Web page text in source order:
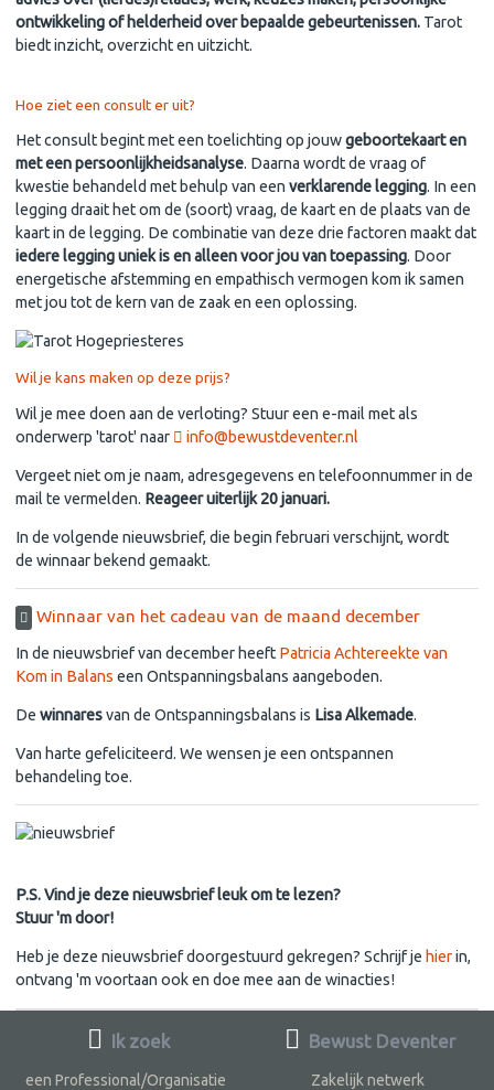
ontwikkeling of helderheid over bepaalde gebeurtenissen. Tarot
biedt inzicht, overzicht en uitzicht.
Hoe ziet een consult er uit?
Het consult begint met een toelichting op jouwgeboortekaart en
met een persoonlijkheidsanalyse. Daarna wordt de vraag of
kwestie behandeld met behulp van een verklarende legging. In een
legging draait het om de (soort) vraag, de kaart en de plaats van de
kaart in de legging. De combinatie van deze drie factoren maakt dat
iedere legging uniek is en alleen voor jou van toepassing. Door
energetische afstemming en empathisch vermogen kom ik samen
met jou tot de kern van de zaak en een oplossing.
Wil je kans maken op deze prijs?
Wil je mee doen aan de verloting? Stuur een e-mail met als
onderwerp 'tarot' naar
info@bewustdeventer.nl
Vergeet niet om je naam, adresgegevens en telefoonnummer in de
mail te vermelden. Reageer uiterlijk 20 januari.
In de volgende nieuwsbrief, die begin februari verschijnt, wordt
de winnaar bekend gemaakt.
Winnaar van het cadeau van de maand december
In de nieuwsbrief van december heeft Patricia Achtereekte van
Kom in Balans een Ontspanningsbalans aangeboden.
De winnaresvan de Ontspanningsbalans is Lisa Alkemade.
Van harte gefeliciteerd. We wensen je een ontspannen
behandeling toe.
P.S. Vind je deze nieuwsbrief leuk om te lezen?
Stuur 'm door!
Heb je deze nieuwsbrief doorgestuurd gekregen? Schrijf je hierin,
ontvang 'm voortaan ook en doe mee aan de winacties!
Ik zoek
een Professional/Organisatie
Bewust Deventer
Zakelijk netwerk